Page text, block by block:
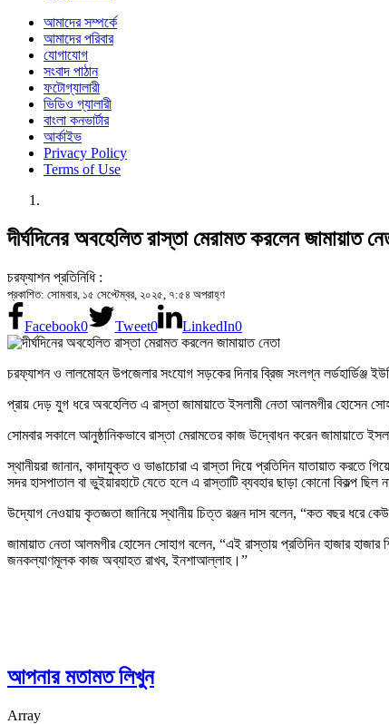
আমাদের সম্পর্কে
আমাদের পরিবার
যোগাযোগ
সংবাদ পাঠান
ফটোগ্যালারী
ভিডিও গ্যালারী
বাংলা কনভার্টার
আর্কাইভ
Privacy Policy
Terms of Use
দীর্ঘদিনের অবহেলিত রাস্তা মেরামত করলেন জামায়াত
চরফ্যাশন প্রতিনিধি :
প্রকাশিত: সোমবার, ১৫ সেপ্টেম্বর, ২০২৫, ৭:৫৪ অপরাহ্ণ
Facebook0 Tweet0 LinkedIn0
চরফ্যাশন ও লালমোহন উপজেলার সংযোগ সড়কের দিনার ব্রিজ সংলগ্ন লর্ডহার্ডিঞ্জ
প্রায় দেড় যুগ ধরে অবহেলিত এ রাস্তা জামায়াতে ইসলামী নেতা আলমগীর হোসেন
সোমবার সকালে আনুষ্ঠানিকভাবে রাস্তা মেরামতের কাজ উদ্বোধন করেন জামায়াতে
স্থানীয়রা জানান, কাদাযুক্ত ও ভাঙাচোরা এ রাস্তা দিয়ে প্রতিদিন যাতায়াত করতে
সদর হাসপাতাল বা ভুইয়ারহাটে যেতে হলে এ রাস্তাটি ব্যবহার ছাড়া কোনো বিকল্প
উদ্যোগ নেওয়ায় কৃতজ্ঞতা জানিয়ে স্থানীয় চিত্ত রঞ্জন দাস বলেন, “কত বছর ধরে
জামায়াত নেতা আলমগীর হোসেন সোহাগ বলেন, “এই রাস্তায় প্রতিদিন হাজার
জনকল্যাণমূলক কাজ অব্যাহত রাখব, ইনশাআল্লাহ।”
আপনার মতামত লিখুন
Array